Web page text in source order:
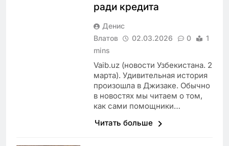
ради кредита
Денис
Влатов
02.03.2026 0
1
mins
Vaib.uz (новости Узбекистана. 2
марта). Удивительная история
произошла в Джизаке. Обычно
в новостях мы читаем о том,
как сами помощники…
Читать больше